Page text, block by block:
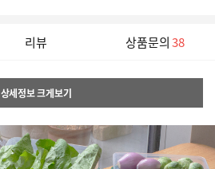
리뷰 상품문의38
상세정보 크게보기